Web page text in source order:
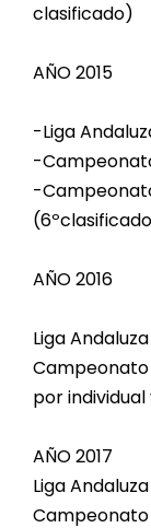
clasificado)
AÑO 2015
-Liga
-
-
AÑO 2016
Liga
por
AÑO 2017
Liga